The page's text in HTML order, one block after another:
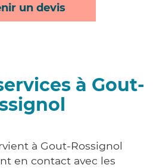
un devis
à Gout-
à Gout-Rossignol
en contact avec les